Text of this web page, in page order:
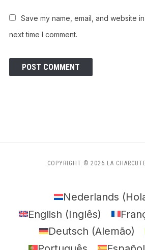
Save my name, email, and website
next time I comment.
COPYRIGHT © 2026 LA
Nederlands (
English (Inglês)
Deutsch (Alemão)